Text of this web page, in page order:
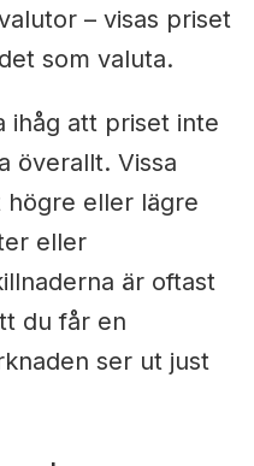
– visas priset
som valuta.
ihåg att priset inte
överallt. Vissa
högre eller lägre
eller
är oftast
du får en
ser ut just